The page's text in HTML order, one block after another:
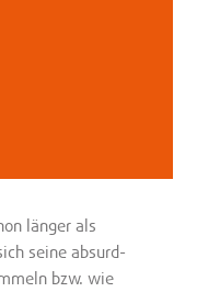
länger als
seine absurd-
bzw. wie